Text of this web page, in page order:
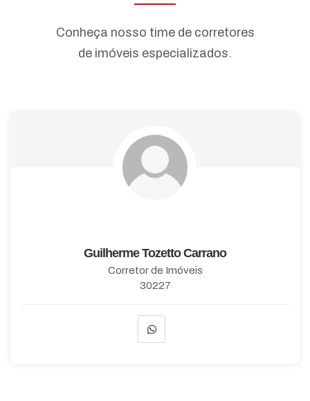
Conheça nosso time de corretores
de imóveis especializados.
Guilherme Tozetto Carrano
Corretor de Imóveis
30227